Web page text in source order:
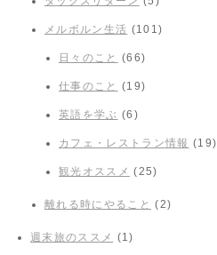
メルボルン生活 (101)
日々のこと (66)
仕事のこと (19)
英語を学ぶ (6)
カフェ・レストラン情報 (19)
観光オススメ (25)
離れる時にやること (2)
週末旅のススメ (1)